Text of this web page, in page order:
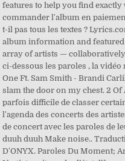
features to help you find
commander l'album en
t-il pas tous les textes ?
album information and
array of artists —
ci-dessous les paroles , la
One Ft. Sam Smith - Brandi
slam the door on my chest. 2
parfois difficile de classer
l'agenda des concerts des
de concert avec les paroles de
duuh duuh Make noise..
D'ONYX. Paroles Du Moment;